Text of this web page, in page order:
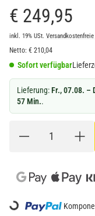
€ 249,95
inkl. 19% USt.
Netto: € 210,04
Sofort verfügbar
Lieferung:Fr., 07.08. –
57 Min..